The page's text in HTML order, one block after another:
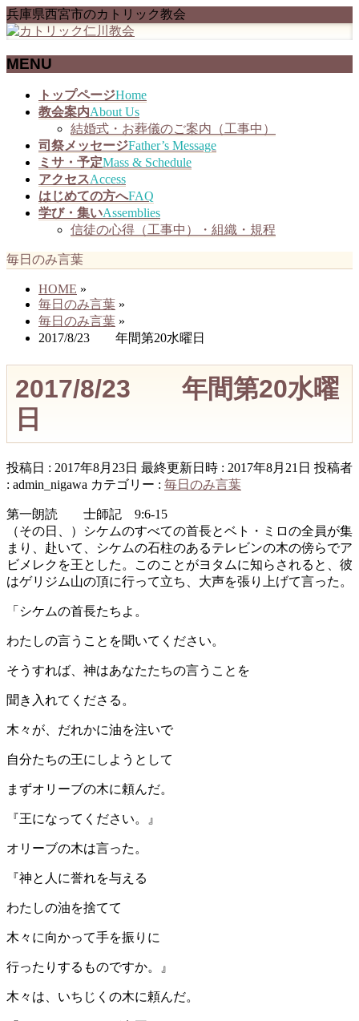
兵庫県西宮市のカトリック教会
MENU
トップページHome
教会案内About Us
結婚式・お葬儀のご案内（工事中）
司祭メッセージFather’s Message
ミサ・予定Mass & Schedule
アクセスAccess
はじめての方へFAQ
学び・集いAssemblies
信徒の心得（工事中）・組織・規程
毎日のみ言葉
HOME »
毎日のみ言葉 »
毎日のみ言葉 »
2017/8/23 年間第20水曜日
2017/8/23 年間第20水曜
日
投稿日 : 2017年8月23日 最終更新日時 : 2017年8月21日 投稿者
: admin_nigawa カテゴリー : 毎日のみ言葉
第一朗読 士師記 9:6-15
（その日、）シケムのすべての首長とベト・ミロの全員が集
まり、赴いて、シケムの石柱のあるテレビンの木の傍らでア
ビメレクを王とした。このことがヨタムに知らされると、彼
はゲリジム山の頂に行って立ち、大声を張り上げて言った。
「シケムの首長たちよ。
わたしの言うことを聞いてください。
そうすれば、神はあなたたちの言うことを
聞き入れてくださる。
木々が、だれかに油を注いで
自分たちの王にしようとして
まずオリーブの木に頼んだ。
『王になってください。』
オリーブの木は言った。
『神と人に誉れを与える
わたしの油を捨てて
木々に向かって手を振りに
行ったりするものですか。』
木々は、いちじくの木に頼んだ。